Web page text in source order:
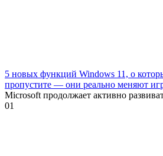
5 новых функций Windows 11, о
пропустите — они реально меняют
Microsoft продолжает активно
01